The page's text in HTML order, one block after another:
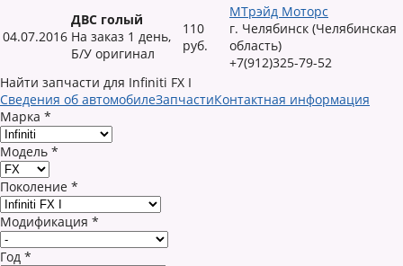
04.07.2016
ДВС голый
На заказ 1 день,
Б/У оригинал
110
руб.
МТрэйд Моторс
г. Челябинск (Челябинская
область)
+7(912)325-79-52
Найти запчасти для Infiniti FX I
Сведения об автомобилеЗапчастиКонтактная информация
Марка *
Модель *
Поколение *
Модификация *
Год *